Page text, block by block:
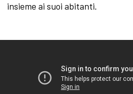
insieme ai suoi abitanti.